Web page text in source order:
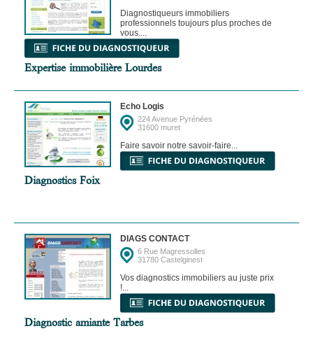
Diagnostiqueurs immobiliers
professionnels toujours plus proches de
vous....
Expertise immobilière Lourdes
Echo Logis
224 Avenue Pyrénées
31600 muret
Faire savoir notre savoir-faire...
Diagnostics Foix
DIAGS CONTACT
6 Rue Magressolles
31780 Castelginest
Vos diagnostics immobiliers au juste prix
!...
Diagnostic amiante Tarbes